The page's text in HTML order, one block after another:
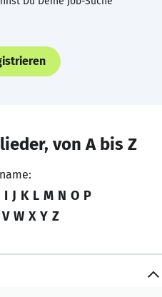
von A bis Z
I J K L M N O P
V W X Y Z